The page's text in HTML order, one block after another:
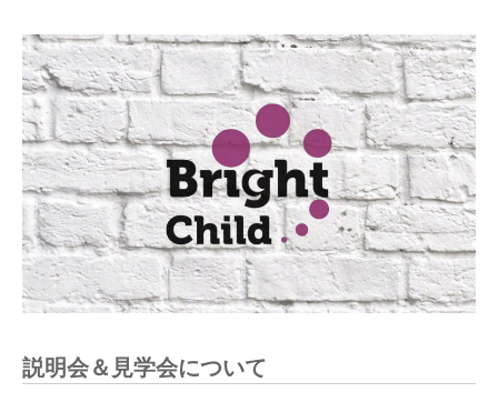
説明会＆見学会について
ご利用料金
よくあるご質問
アクセス